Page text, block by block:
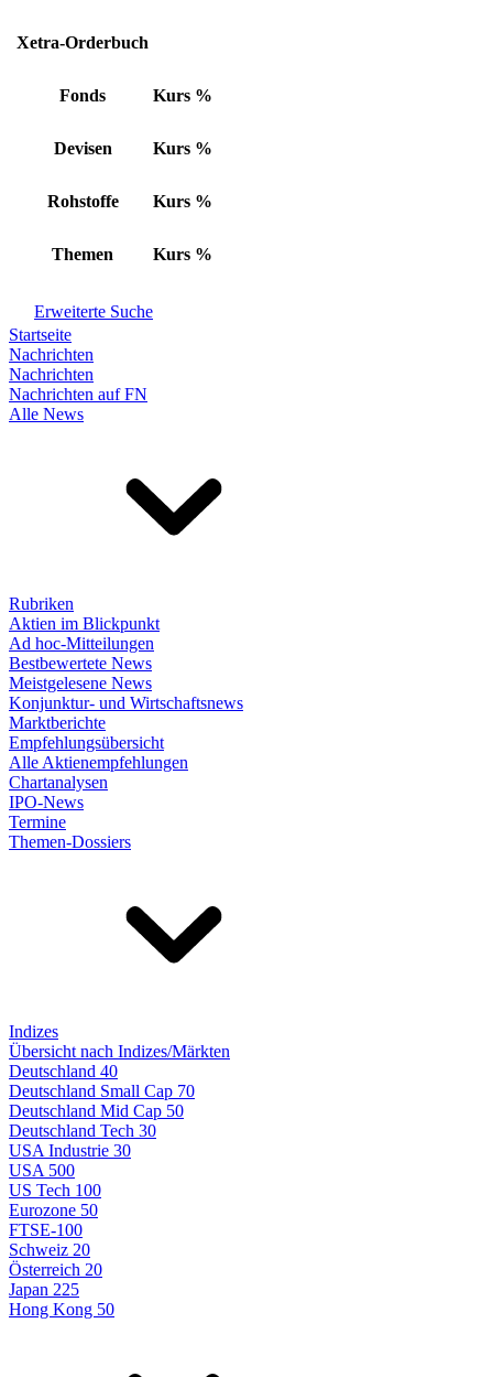
Xetra-Orderbuch
Fonds Kurs %
Devisen Kurs %
Rohstoffe Kurs %
Themen Kurs %
Erweiterte Suche
Startseite
Nachrichten
Nachrichten
Nachrichten auf FN
Alle News
Rubriken
Aktien im Blickpunkt
Ad hoc-Mitteilungen
Bestbewertete News
Meistgelesene News
Konjunktur- und Wirtschaftsnews
Marktberichte
Empfehlungsübersicht
Alle Aktienempfehlungen
Chartanalysen
IPO-News
Termine
Themen-Dossiers
Indizes
Übersicht nach Indizes/Märkten
Deutschland 40
Deutschland Small Cap 70
Deutschland Mid Cap 50
Deutschland Tech 30
USA Industrie 30
USA 500
US Tech 100
Eurozone 50
FTSE-100
Schweiz 20
Österreich 20
Japan 225
Hong Kong 50